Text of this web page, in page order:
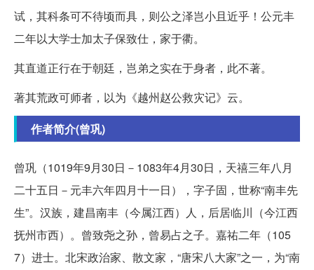
试，其科条可不待顷而具，则公之泽岂小且近乎！公元丰
二年以大学士加太子保致仕，家于衢。
其直道正行在于朝廷，岂弟之实在于身者，此不著。
著其荒政可师者，以为《越州赵公救灾记》云。
作者简介(曾巩)
曾巩（1019年9月30日－1083年4月30日，天禧三年八月
二十五日－元丰六年四月十一日），字子固，世称“南丰先
生”。汉族，建昌南丰（今属江西）人，后居临川（今江西
抚州市西）。曾致尧之孙，曾易占之子。嘉祐二年（105
7）进士。北宋政治家、散文家，“唐宋八大家”之一，为“南